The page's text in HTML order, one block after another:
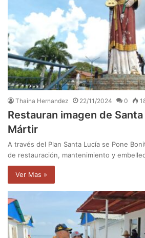
Thaina Hernandez 22/11/2024 0
Restauran imagen de
Mártir
A través del Plan Santa Lucía se Pone
de restauración, mantenimiento y
Ver Mas »